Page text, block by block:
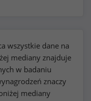
wszystkie dane na
mediany znajduje
w badaniu
znaczy
mediany